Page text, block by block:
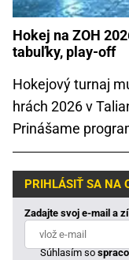
Hokej na ZOH
tabuľky, play-off
Hokejový turnaj
hrách 2026 v
Prinášame
PRIHLÁSIŤ SA NA
Zadajte svoj e-mail a
Súhlasím so